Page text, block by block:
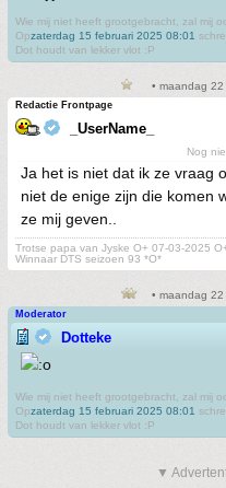
Wie mij niet heeft grootgebracht, zal mij
Opzaterdag 15 februari 2025 08:01
Dot houdt van lekker vlot :P
• maandag
Redactie Frontpage
_UserName_
Nog
Ja het is niet dat ik ze vraag
niet de enige zijn die komen
ze mij geven..
Trotse papa van Jyske O+ 07-03-2025
Winnaar DTS seizoen 93 *O*
• maandag
Moderator
Dotteke
Wie mij niet heeft grootgebracht, zal mij
Opzaterdag 15 februari 2025 08:01
Dot houdt van lekker vlot :P
▼